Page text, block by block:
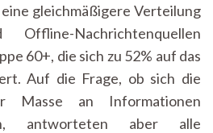
gleichmäßigere Verteilung
Nachrichtenquellen
60+, die sich zu 52% auf das
Auf die Frage, ob sich die
Masse an Informationen
antworteten aber alle